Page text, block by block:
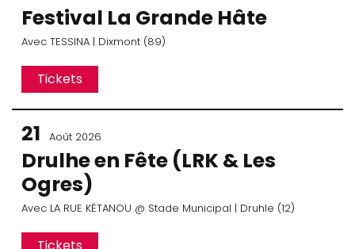
Festival La Grande Hâte
Avec TESSINA | Dixmont (89)
Tickets
21 Août 2026
Drulhe en Fête (LRK & Les
Ogres)
Avec LA RUE KÉTANOU @ Stade Municipal | Druhle (12)
Tickets